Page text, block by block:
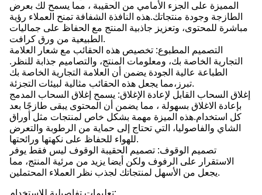
المميزة على الجزء الأمامي من الحقيبة ، مما يسمح لك بعرض
الطازجة وجودة منتجاتك.هذه النافذة الشفافة تمنح العملاء رؤية
مباشرة للمحتوى، وتعزيز جاذبية المنتج مع الحفاظ على جماليات
الطبيعية من ورق كرافت.
التصميم المطبوع: تخصيص هذه الحقائب مع شعار العلامة
التجارية الخاصة بك، ومعلومات المنتج، والتصاميم جذابة للنظر.
الطباعة عالية الجودة يضمن أن العلامة التجارية الخاصة بك
تبرز،مما يجعل هذه الحقائب مثالية لبيئات التجزئة.
إغلاق السحاب القابل لإعادة الإغلاق: يسمح إغلاق السحاب المدمج
بإعادة الاغلاق بسهولة ، مما يضمن أن المحتوى يبقى طازجًا بعد
كل استخدام.هذه الميزة مهمة بشكل خاص لمنتجات مثل أوراق
الشاي والفاصوليا، التي تحتاج إلى حماية من الرطوبة والتعرض
للهواء للحفاظ على نكهتها ورائحتها.
تصميم الوقوف: تصميم الحقيبة الوقوف ليس فقط يوفر
الاستقرار على الرفوف ولكن أيضا يزيد من مرئية المنتج، مما
يجعل من الأسهل لمنتجاتك لجذب نظر العملاء المحتملين.
تعليمات تفاصيلية للاستخدام: